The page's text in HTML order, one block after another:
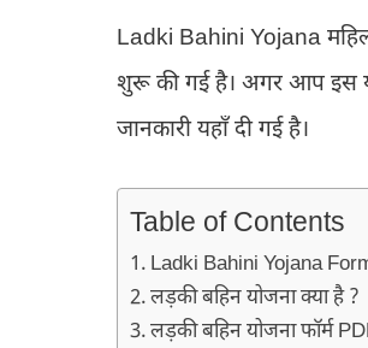
Ladki Bahini Yojana
शुरू की गई है। अगर आप इस
जानकारी यहाँ दी गई है।
Table of Contents
Ladki Bahini Yojana
लड़की बहिन योजना क्या है ?
लड़की बहिन योजना फॉर्म